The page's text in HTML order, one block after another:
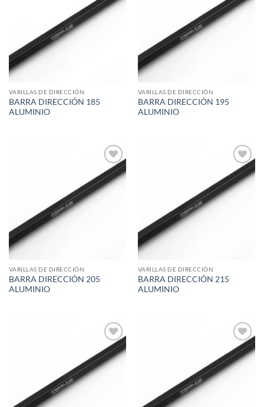
wishlist
VARILLAS DE DIRECCIÓN
BARRA DIRECCIÓN 185
ALUMINIO
wishlist
VARILLAS DE DIRECCIÓN
BARRA DIRECCIÓN 195
ALUMINIO
Add to
wishlist
VARILLAS DE DIRECCIÓN
BARRA DIRECCIÓN 205
ALUMINIO
Add to
wishlist
VARILLAS DE DIRECCIÓN
BARRA DIRECCIÓN 215
ALUMINIO
Add to
wishlist
Add to
wishlist